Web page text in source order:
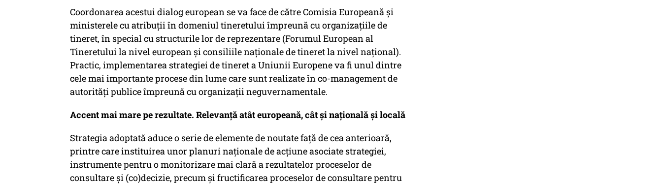
Coordonarea acestui dialog european se va face de către Comisia Europeană și
ministerele cu atribuții în domeniul tineretului împreună cu organizațiile de
tineret, în special cu structurile lor de reprezentare (Forumul European al
Tineretului la nivel european și consiliile naționale de tineret la nivel național).
Practic, implementarea strategiei de tineret a Uniunii Europene va fi unul dintre
cele mai importante procese din lume care sunt realizate în co-management de
autorități publice împreună cu organizații neguvernamentale.
Accent mai mare pe rezultate. Relevanță atât europeană, cât și națională și locală
Strategia adoptată aduce o serie de elemente de noutate față de cea anterioară,
printre care instituirea unor planuri naționale de acțiune asociate strategiei,
instrumente pentru o monitorizare mai clară a rezultatelor proceselor de
consultare și (co)decizie, precum și fructificarea proceselor de consultare pentru